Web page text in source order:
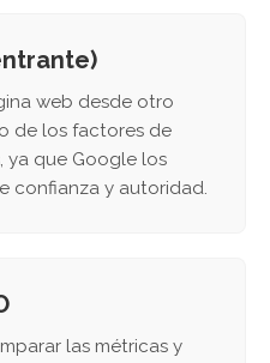
web desde otro
de los factores de
ya que Google los
confianza y autoridad.
las métricas y